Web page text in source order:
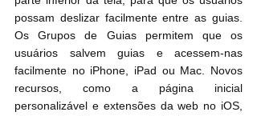
possam deslizar facilmente entre as guias.
Os Grupos de Guias permitem que os
usuários salvem guias e acessem-nas
facilmente no iPhone, iPad ou Mac. Novos
recursos, como a página inicial
personalizável e extensões da web no iOS,